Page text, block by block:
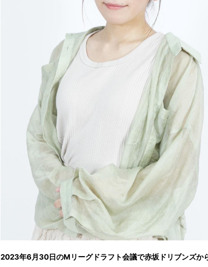
2023年6月30日のMリーグドラフト会議で赤坂ドリブンズか